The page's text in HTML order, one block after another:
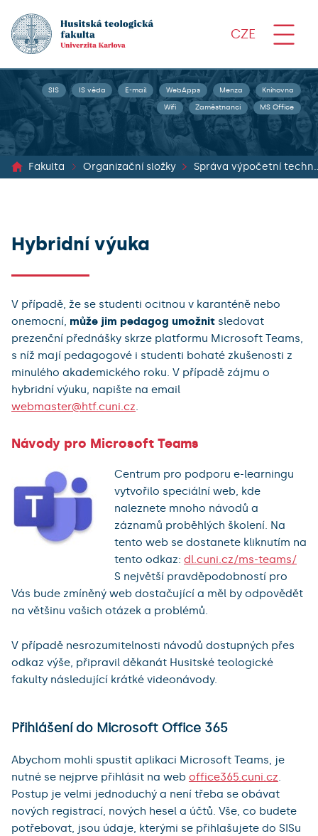
CZE
SIS IS věda E-mail WebApps Menza Knihovna
Wifi Zaměstnanci MS Office
Fakulta Organizační složky Správa
Hybridní výuka
V případě, že se studenti ocitnou v karanténě nebo
onemocní, může jim pedagog umožnit sledovat
prezenční přednášky skrze platformu Microsoft Teams,
s níž mají pedagogové i studenti bohaté zkušenosti z
minulého akademického roku. V případě zájmu o
hybridní výuku, napište na email
webmaster@htf.cuni.cz
Návody pro Microsoft Teams
Centrum pro podporu e-learningu
vytvořilo speciální web, kde
naleznete mnoho návodů a
záznamů proběhlých školení. Na
tento web se dostanete kliknutím na
tento odkaz: dl.cuni.cz/ms-teams/
S největší pravděpodobností pro
Vás bude zmíněný web dostačující a měl by odpovědět
na většinu vašich otázek a problémů.
V případě nesrozumitelnosti návodů dostupných přes
odkaz výše, připravil děkanát Husitské teologické
fakulty následující krátké videonávody.
Přihlášení do Microsoft Office 365
Abychom mohli spustit aplikaci Microsoft Teams, je
nutné se nejprve přihlásit na web office365.cuni.cz.
Postup je velmi jednoduchý a není třeba se obávat
nových registrací, nových hesel a účtů. Vše, co budete
potřebovat, jsou údaje, kterými se přihlašujete do SISu